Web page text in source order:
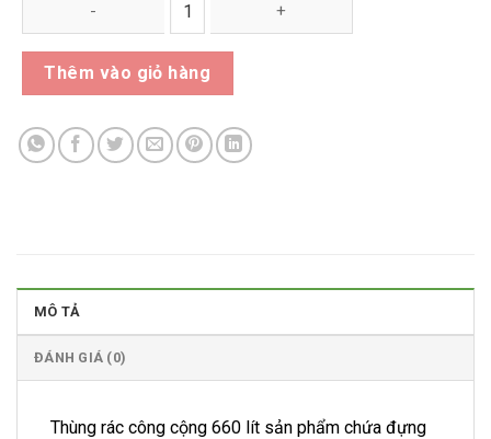
Thêm vào giỏ hàng
MÔ TẢ
ĐÁNH GIÁ (0)
Thùng rác công cộng 660 lít sản phẩm chứa đựng